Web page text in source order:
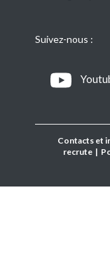
Suivez-nous :
Contacts et
recrute|